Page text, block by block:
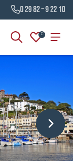
0 29 82 – 9 22 10
0